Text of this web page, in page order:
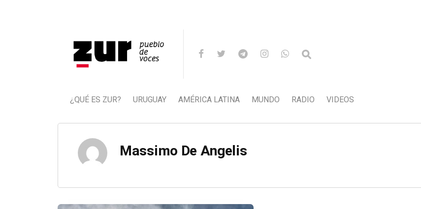
¿QUÉ ES ZUR? URUGUAY AMÉRICA LATINA MUNDO RADIO VIDEOS
Massimo De Angelis